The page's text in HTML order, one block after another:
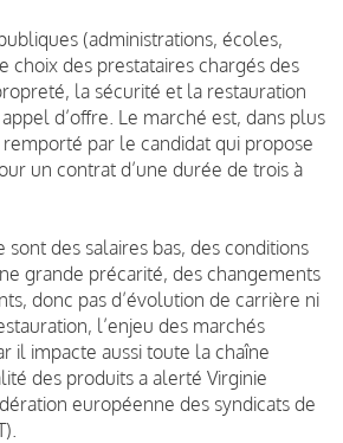
(administrations, écoles,
choix des prestataires chargés des
la sécurité et la restauration
d’offre. Le marché est, dans plus
par le candidat qui propose
un contrat d’une durée de trois à
sont des salaires bas, des conditions
grande précarité, des changements
donc pas d’évolution de carrière ni
l’enjeu des marchés
il impacte aussi toute la chaîne
des produits a alerté Virginie
européenne des syndicats de